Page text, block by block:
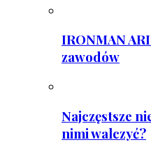
IRONMAN
zawodów
Najczęstsze
nimi walczyć?